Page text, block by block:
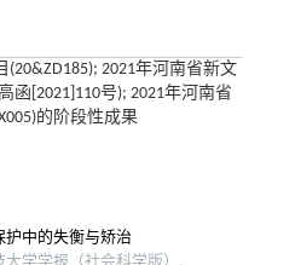
2021年河南省新文
函[2021]110号); 2021年河南省
的阶段性成果